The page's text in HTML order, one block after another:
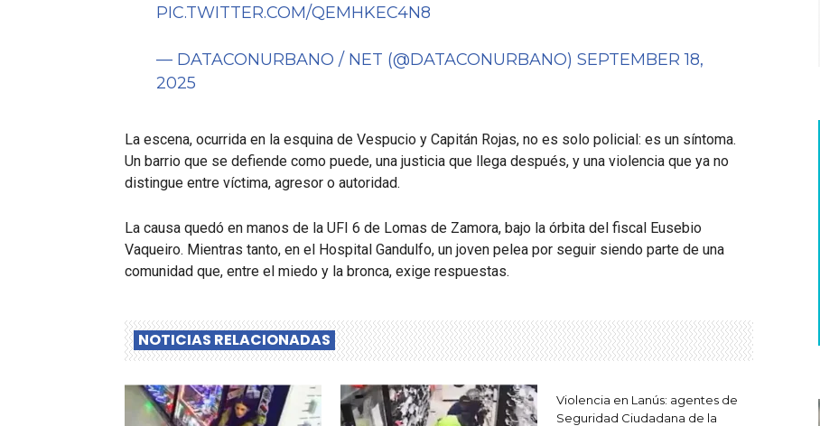
PIC.TWITTER.COM/QEMHKEC4N8
— DATACONURBANO / NET (@DATACONURBANO) SEPTEMBER 18,
2025
La escena, ocurrida en la esquina de Vespucio y Capitán Rojas, no es solo policial: es un síntoma.
Un barrio que se defiende como puede, una justicia que llega después, y una violencia que ya no
distingue entre víctima, agresor o autoridad.
La causa quedó en manos de la UFI 6 de Lomas de Zamora, bajo la órbita del fiscal Eusebio
Vaqueiro. Mientras tanto, en el Hospital Gandulfo, un joven pelea por seguir siendo parte de una
comunidad que, entre el miedo y la bronca, exige respuestas.
NOTICIAS RELACIONADAS
Violencia en Lanús: agentes de
Seguridad Ciudadana de la